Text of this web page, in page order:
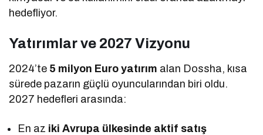
hedefliyor.
Yatırımlar ve 2027 Vizyonu
2024’te 5 milyon Euro yatırım alan Dossha, kısa
sürede pazarın güçlü oyuncularından biri oldu.
2027 hedefleri arasında:
En az iki Avrupa ülkesinde aktif satış